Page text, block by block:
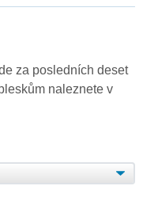
za posledních deset
naleznete v